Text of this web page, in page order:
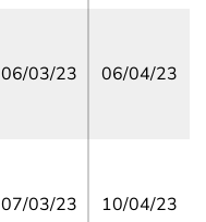
06/03/23 06/04/23
07/03/23 10/04/23